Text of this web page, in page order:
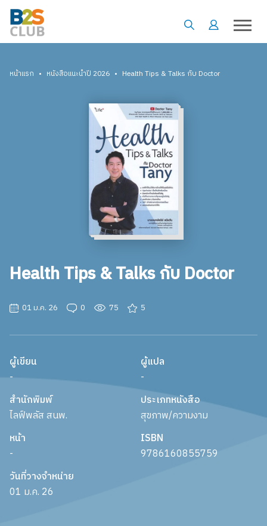
หน้าแรก • หนังสือแนะนำปี 2026 • Health Tips & Talks กับ Doctor
Health Tips & Talks กับ Doctor
01 ม.ค. 26 0 75 5
ผู้เขียน
-
ผู้แปล
-
สำนักพิมพ์
ไลฟ์พลัส สนพ.
ประเภทหนังสือ
สุขภาพ/ความงาม
หน้า
-
ISBN
9786160855759
วันที่วางจำหน่าย
01 ม.ค. 26